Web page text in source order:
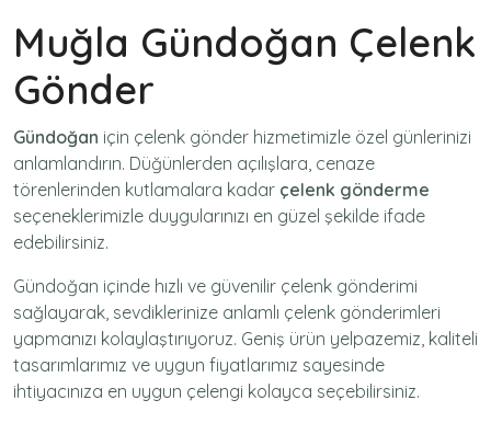
Muğla Gündoğan Çelenk
Gönder
Gündoğan için çelenk gönder hizmetimizle özel günlerinizi
anlamlandırın. Düğünlerden açılışlara, cenaze
törenlerinden kutlamalara kadar çelenk gönderme
seçeneklerimizle duygularınızı en güzel şekilde ifade
edebilirsiniz.
Gündoğan içinde hızlı ve güvenilir çelenk gönderimi
sağlayarak, sevdiklerinize anlamlı çelenk gönderimleri
yapmanızı kolaylaştırıyoruz. Geniş ürün yelpazemiz, kaliteli
tasarımlarımız ve uygun fiyatlarımız sayesinde
ihtiyacınıza en uygun çelengi kolayca seçebilirsiniz.